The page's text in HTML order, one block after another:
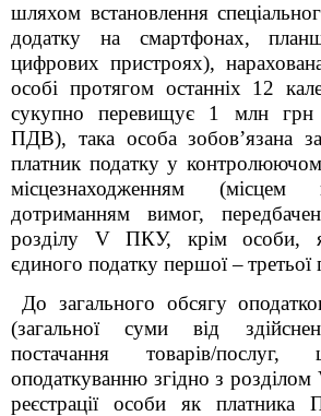
шляхом встановлення
додатку на смартфонах,
цифрових пристроях),
особі протягом останніх 12
сукупно перевищує 1
млн грн
ПДВ), така особа зобов’язана
платник податку у
місцезнаходженням
дотриманням вимог,
розділу V ПКУ, крім особи,
єдиного податку першої –третьої
До загального обсягу
(загальної суми від
постачання товарів/
оподаткуванню згідно з
реєстрації особи як платника